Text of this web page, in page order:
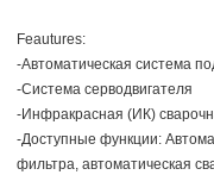
Feautures:
-Автоматическая система
-Система серводвигателя
-Инфракрасная (ИК)
-Доступные функции:
фильтра, автоматическая